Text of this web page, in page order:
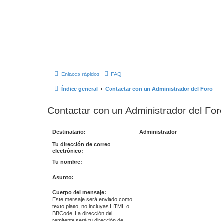
Enlaces rápidos FAQ
Índice general Contactar con un Administrador del Foro
Contactar con un Administrador del
Destinatario: Administrador
Tu dirección de correo
electrónico:
Tu nombre:
Asunto:
Cuerpo del mensaje:
Este mensaje será enviado como
texto plano, no incluyas HTML o
BBCode. La dirección del